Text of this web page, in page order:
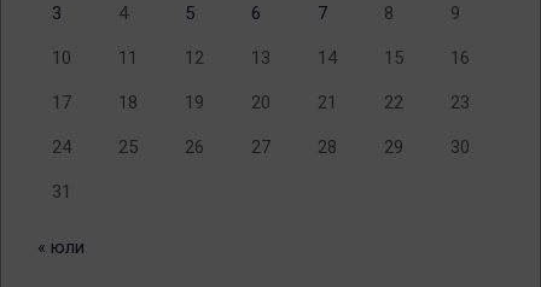
3 4 5 6 7 8 9
10 11 12 13 14 15 16
17 18 19 20 21 22 23
24 25 26 27 28 29 30
31
« юли